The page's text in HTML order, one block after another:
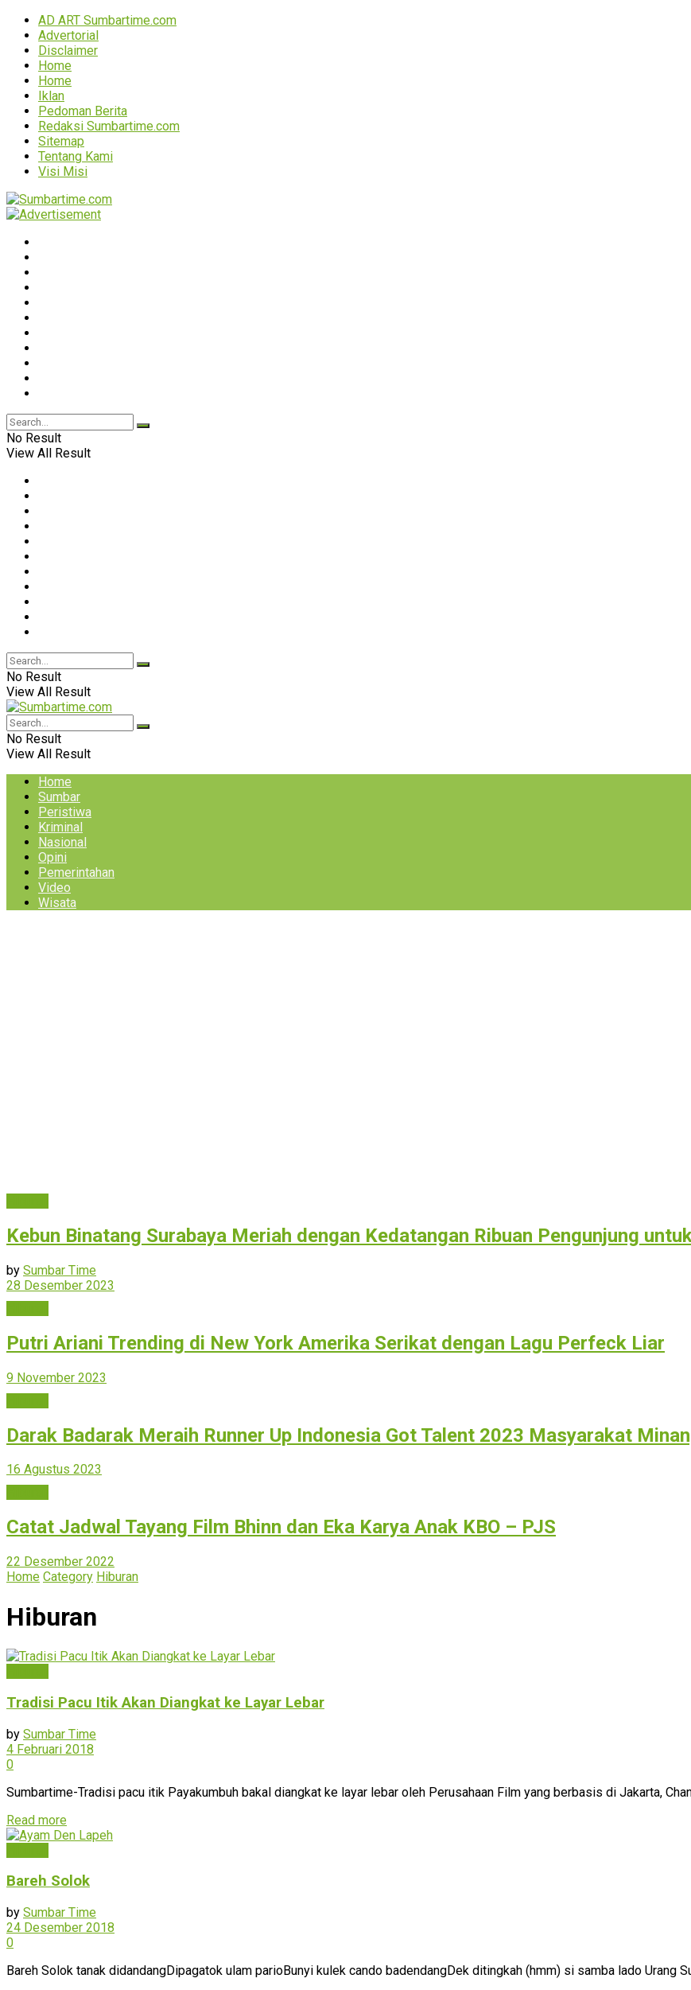
AD ART Sumbartime.com
Advertorial
Disclaimer
Home
Home
Iklan
Pedoman Berita
Redaksi Sumbartime.com
Sitemap
Tentang Kami
Visi Misi
No Result
View All Result
No Result
View All Result
No Result
View All Result
Home
Sumbar
Peristiwa
Kriminal
Nasional
Opini
Pemerintahan
Video
Wisata
Kebun Binatang Surabaya Meriah dengan Kedatangan Ribuan Pengunjung
by Sumbar Time
28 Desember 2023
Putri Ariani Trending di New York Amerika Serikat dengan Lagu Perfeck Liar
9 November 2023
Darak Badarak Meraih Runner Up Indonesia Got Talent 2023 Masyarakat
16 Agustus 2023
Catat Jadwal Tayang Film Bhinn dan Eka Karya Anak KBO – PJS
22 Desember 2022
Home Category Hiburan
Hiburan
Tradisi Pacu Itik Akan Diangkat ke Layar Lebar
by Sumbar Time
4 Februari 2018
0
Sumbartime-Tradisi pacu itik Payakumbuh bakal diangkat ke layar lebar oleh Perusahaan Film yang berbasis di Jakarta,
Read more
Bareh Solok
by Sumbar Time
24 Desember 2018
0
Bareh Solok tanak didandangDipagatok ulam parioBunyi kulek cando badendangDek ditingkah (hmm) si samba lado Urang